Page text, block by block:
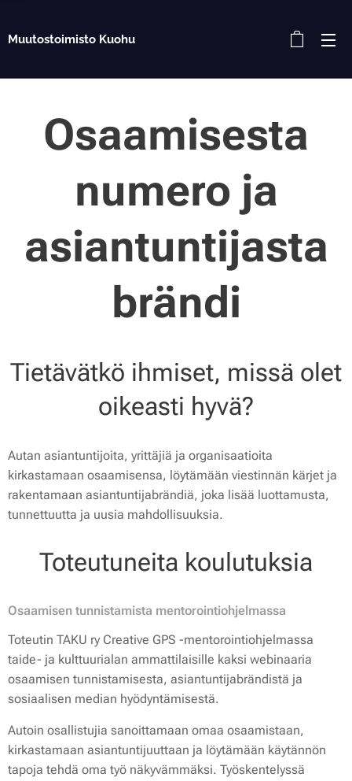
Muutostoimisto Kuohu
Osaamisesta
numero ja
asiantuntijasta
brändi
Tietävätkö ihmiset, missä olet
oikeasti hyvä?
Autan asiantuntijoita, yrittäjiä ja organisaatioita
kirkastamaan osaamisensa, löytämään viestinnän kärjet ja
rakentamaan asiantuntijabrändiä, joka lisää luottamusta,
tunnettuutta ja uusia mahdollisuuksia.
Toteutuneita koulutuksia
Osaamisen tunnistamista mentorointiohjelmassa
Toteutin TAKU ry Creative GPS -mentorointiohjelmassa
taide- ja kulttuurialan ammattilaisille kaksi webinaaria
osaamisen tunnistamisesta, asiantuntijabrändistä ja
sosiaalisen median hyödyntämisestä.
Autoin osallistujia sanoittamaan omaa osaamistaan,
kirkastamaan asiantuntijuuttaan ja löytämään käytännön
tapoja tehdä oma työ näkyvämmäksi. Työskentelyssä